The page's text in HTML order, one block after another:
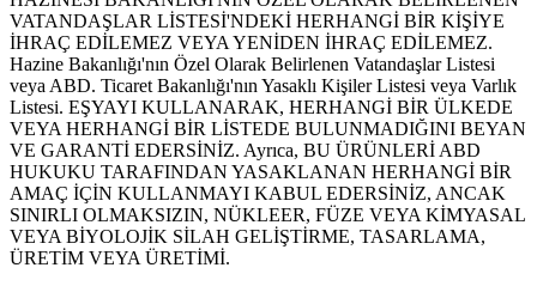
VATANDAŞLAR LİSTESİ'NDEKİ HERHANGİ BİR KİŞİYE
İHRAÇ EDİLEMEZ VEYA YENİDEN İHRAÇ EDİLEMEZ.
Hazine Bakanlığı'nın Özel Olarak Belirlenen Vatandaşlar Listesi
veya ABD. Ticaret Bakanlığı'nın Yasaklı Kişiler Listesi veya Varlık
Listesi. EŞYAYI KULLANARAK, HERHANGİ BİR ÜLKEDE
VEYA HERHANGİ BİR LİSTEDE BULUNMADIĞINI BEYAN
VE GARANTİ EDERSİNİZ. Ayrıca, BU ÜRÜNLERİ ABD
HUKUKU TARAFINDAN YASAKLANAN HERHANGİ BİR
AMAÇ İÇİN KULLANMAYI KABUL EDERSİNİZ, ANCAK
SINIRLI OLMAKSIZIN, NÜKLEER, FÜZE VEYA KİMYASAL
VEYA BİYOLOJİK SİLAH GELİŞTİRME, TASARLAMA,
ÜRETİM VEYA ÜRETİMİ.